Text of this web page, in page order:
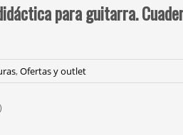
para guitarra.
,Ofertas y outlet